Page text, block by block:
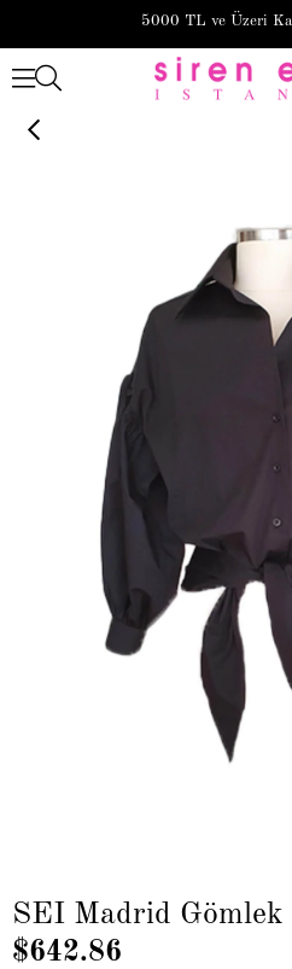
5000 TL ve Üzeri
SEI Madrid Gömlek
$642.86